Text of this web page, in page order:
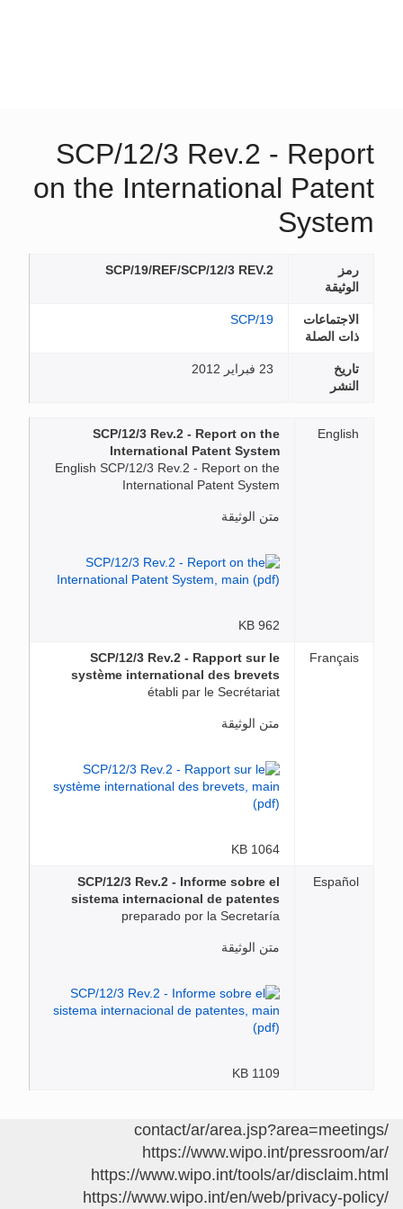
SCP/12/3 Rev.2 - Report
on the International Patent
System
رمز
الوثيقة
SCP/19/REF/SCP/12/3 REV.2
الاجتماعات
ذات الصلة
SCP/19
تاريخ
النشر
23 فبراير 2012
English
SCP/12/3 Rev.2 - Report on the
International Patent System
English SCP/12/3 Rev.2 - Report on the
International Patent System
متن الوثيقة
962 KB
Français
SCP/12/3 Rev.2 - Rapport sur le
système international des brevets
établi par le Secrétariat
متن الوثيقة
1064 KB
Español
SCP/12/3 Rev.2 - Informe sobre el
sistema internacional de patentes
preparado por la Secretaría
متن الوثيقة
1109 KB
/contact/ar/area.jsp?area=meetings
https://www.wipo.int/pressroom/ar/
https://www.wipo.int/tools/ar/disclaim.html
https://www.wipo.int/en/web/privacy-policy/